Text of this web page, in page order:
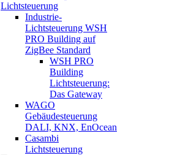
Lichtsteuerung
Industrie-
Lichtsteuerung WSH
PRO Building auf
ZigBee Standard
WSH PRO
Building
Lichtsteuerung:
Das Gateway
WAGO
Gebäudesteuerung
DALI, KNX, EnOcean
Casambi
Lichtsteuerung